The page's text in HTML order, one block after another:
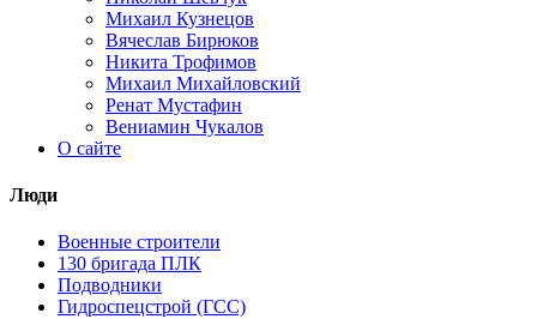
Михаил Кузнецов
Вячеслав Бирюков
Никита Трофимов
Михаил Михайловский
Ренат Мустафин
Вениамин Чукалов
О сайте
Люди
Военные строители
130 бригада ПЛК
Подводники
Гидроспецстрой (ГСС)